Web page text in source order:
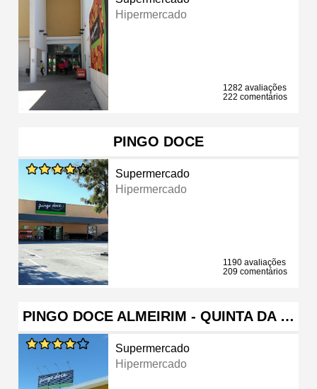
Hipermercado
1282 avaliações
222 comentários
PINGO DOCE
Supermercado
Hipermercado
1190 avaliações
209 comentários
PINGO DOCE ALMEIRIM - QUINTA DA …
Supermercado
Hipermercado